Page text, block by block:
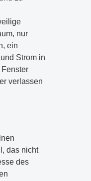
nur
ein
Strom in
verlassen
das nicht
des